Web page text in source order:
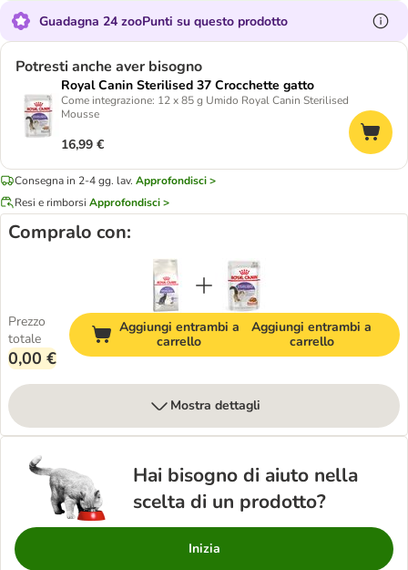
Guadagna 24 zooPunti su questo prodotto
Potresti anche aver bisogno
Royal Canin Sterilised 37 Crocchette gatto
Come integrazione: 12 x 85 g Umido Royal Canin Sterilised
Mousse
16,99 €
Consegna in 2-4 gg. lav. Approfondisci >
Resi e rimborsi Approfondisci >
Compralo con:
Prezzo
totale
0,00 €
Aggiungi entrambi a
carrello
Aggiungi entrambi a
carrello
Mostra dettagli
Hai bisogno di aiuto nella
scelta di un prodotto?
Inizia